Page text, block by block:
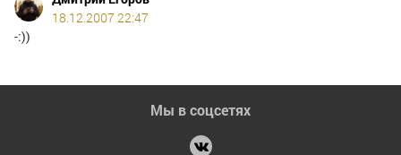
18.12.2007 22:47
-:))
Мы в соцсетях